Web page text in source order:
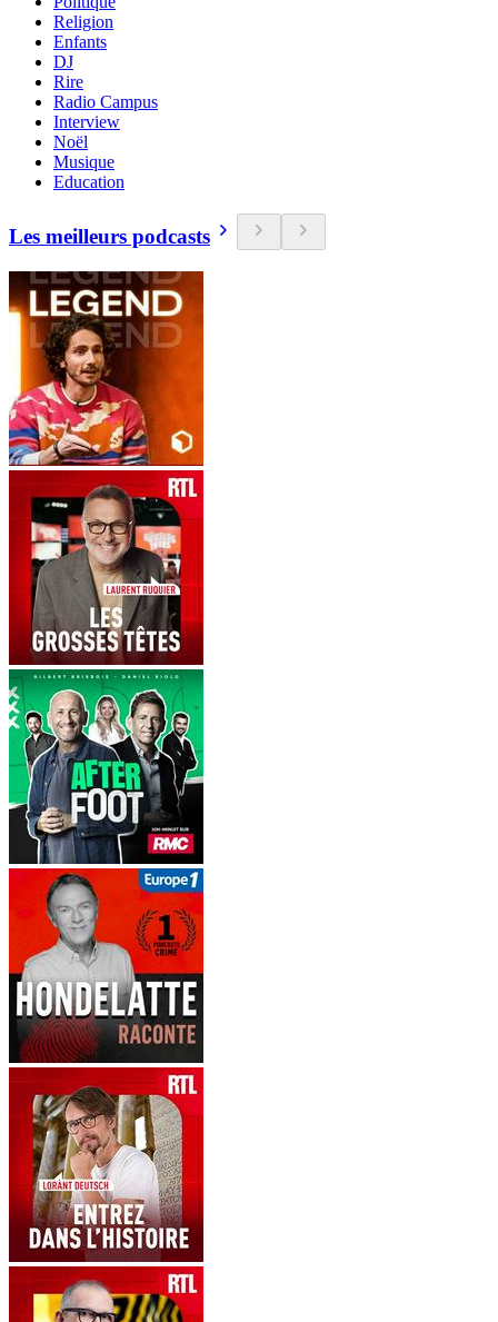
Religion
Enfants
DJ
Rire
Radio Campus
Interview
Noël
Musique
Education
Les meilleurs podcasts